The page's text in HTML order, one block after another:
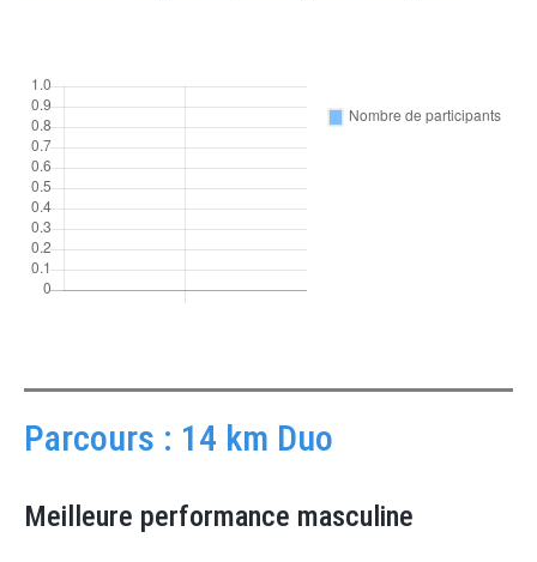
Parcours : 14 km Duo
Meilleure performance masculine